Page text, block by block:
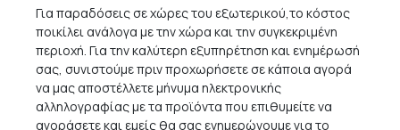
Για παραδόσεις σε χώρες του εξωτερικού,το κόστος
ποικίλει ανάλογα με την χώρα και την συγκεκριμένη
περιοχή. Για την καλύτερη εξυπηρέτηση και ενημέρωσή
σας, συνιστούμε πριν προχωρήσετε σε κάποια αγορά
να μας αποστέλλετε μήνυμα ηλεκτρονικής
αλληλογραφίας με τα προϊόντα που επιθυμείτε να
αγοράσετε και εμείς θα σας ενημερώνουμε για το